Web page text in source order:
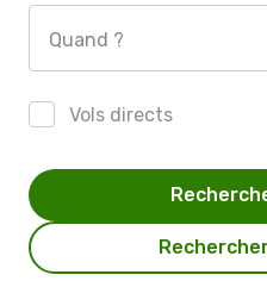
Quand ?
Vols directs